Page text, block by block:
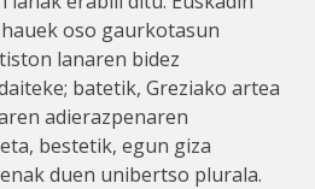
oso gaurkotasun
lanaren bidez
batetik, Greziako artea
adierazpenaren
bestetik, egun giza
duen unibertso plurala.